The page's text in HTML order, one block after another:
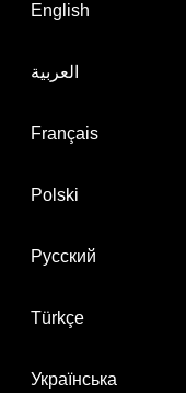
English
العربية
Français
Polski
Русский
Türkçe
Українська